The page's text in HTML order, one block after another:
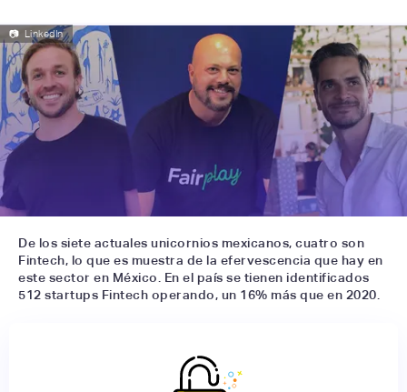
📷 LinkedIn
De los siete actuales unicornios mexicanos, cuatro son
Fintech, lo que es muestra de la efervescencia que hay en
este sector en México. En el país se tienen identificados
512 startups Fintech operando, un 16% más que en 2020.